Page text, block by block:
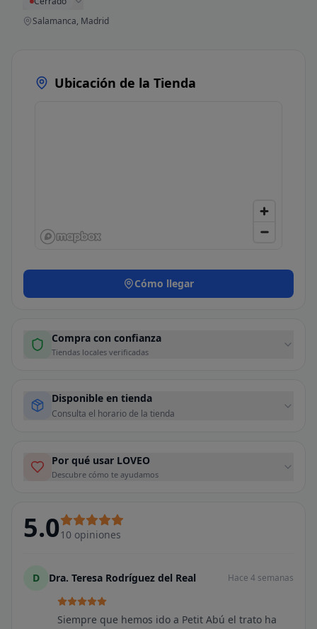
Salamanca, Madrid
Ubicación de la Tienda
Cómo llegar
Compra con confianza
Tiendas locales verificadas
Disponible en tienda
Consulta el horario de la tienda
Por qué usar LOVEO
Descubre cómo te ayudamos
5.010 opiniones
D Dra. Teresa Rodríguez del Real Hace 4 semanas
Siempre que hemos ido a Petit Abú el trato ha